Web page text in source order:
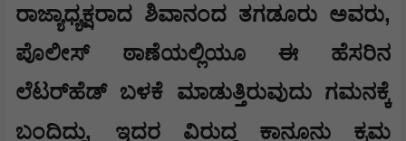
ರಾಜ್ಯಾಧ್ಯಕ್ಷರಾದ ಶಿವಾನಂದ ತಗಡೂರು ಅವರು,
ಪೊಲೀಸ್ ಠಾಣೆಯಲ್ಲಿಯೂ ಈ ಹೆಸರಿನ
ಲೆಟರ್‌ಹೆಡ್ ಬಳಕೆ ಮಾಡುತ್ತಿರುವುದು ಗಮನಕ್ಕೆ
ಬಂದಿದ್ದು, ಇದರ ವಿರುದ್ದ ಕಾನೂನು ಕ್ರಮ